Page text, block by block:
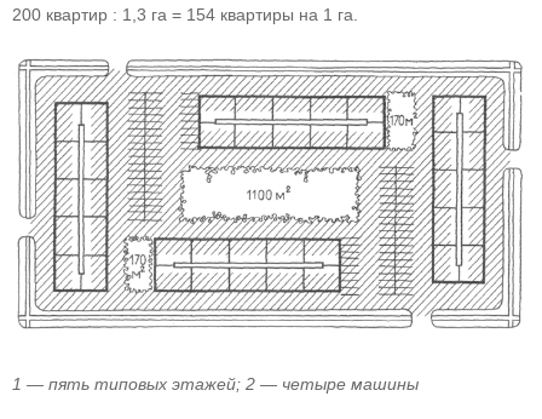
200 квартир : 1,3 га = 154 квартиры на 1 га.
1 — пять типовых этажей; 2 — четыре машины